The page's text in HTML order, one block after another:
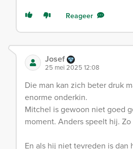
Reageer
Josef
25 mei 2025 12:08
Die man kan zich beter druk
enorme onderkin.
Mitchel is gewoon niet goed
moment. Anders speelt hij.
En als hij niet tevreden is dan